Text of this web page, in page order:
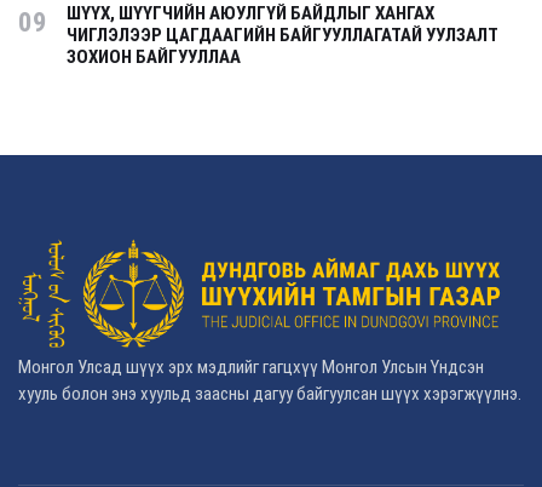
09
ШҮҮХ, ШҮҮГЧИЙН АЮУЛГҮЙ БАЙДЛЫГ ХАНГАХ
ЧИГЛЭЛЭЭР ЦАГДААГИЙН БАЙГУУЛЛАГАТАЙ УУЛЗАЛТ
ЗОХИОН БАЙГУУЛЛАА
Монгол Улсад шүүх эрх мэдлийг гагцхүү Монгол Улсын Үндсэн
хууль болон энэ хуульд заасны дагуу байгуулсан шүүх хэрэгжүүлнэ.